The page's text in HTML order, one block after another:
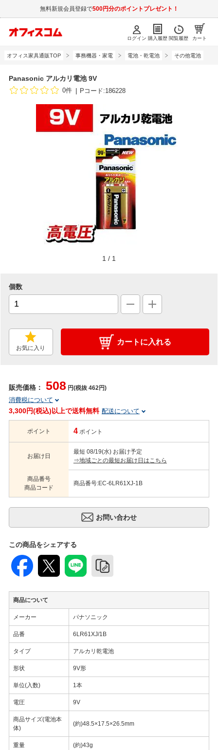
無料新規会員登録で500円分のポイントプレゼント！
ログイン 購入履歴 閲覧履歴 カート
オフィス家具通販TOP 事務機器・家電 電池・乾電池 その他電池
Panasonic アルカリ電池 9V
0件 Pコード:186228
1 / 1
個数
お気に入り
カートに入れる
販売価格： 508円(税抜 462円)
消費税について
3,300円(税込)以上で送料無料 配送について
ポイント 4 ポイント
お届け日
最短 08/19(水) お届け予定
⇒地域ごとの最短お届け日はこちら
商品番号
商品コード
商品番号:EC-6LR61XJ-1B
この商品をシェアする
商品について
メーカー パナソニック
品番 6LR61XJ/1B
タイプ アルカリ乾電池
形状 9V形
単位(入数) 1本
電圧 9V
商品サイズ(電池本
体)
(約)48.5×17.5×26.5mm
重量 (約)43g